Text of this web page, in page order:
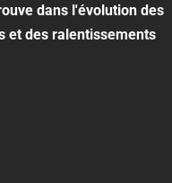
dans l'évolution des
et des ralentissements